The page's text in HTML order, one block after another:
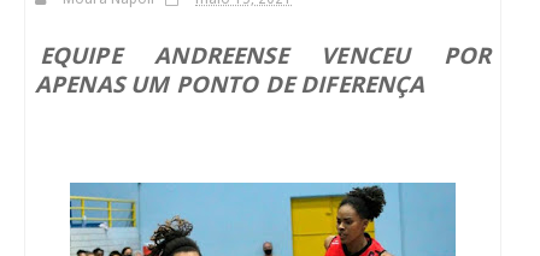
EQUIPE ANDREENSE VENCEU POR
APENAS UM PONTO DE DIFERENÇA